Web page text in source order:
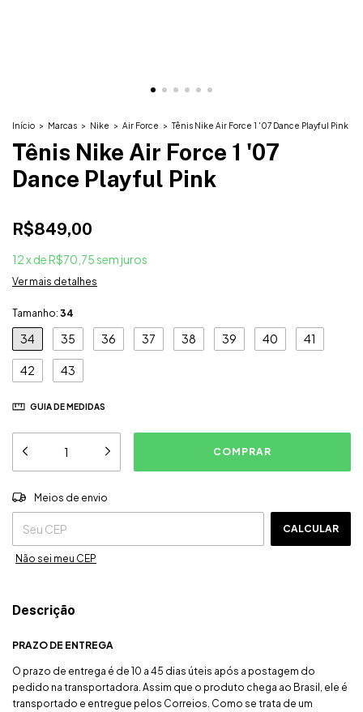
Início > Marcas > Nike > Air Force > Tênis Nike Air Force 1 '07 Dance Playful Pink
Tênis Nike Air Force 1 '07
Dance Playful Pink
R$849,00
12xdeR$70,75sem juros
Ver mais detalhes
Tamanho: 34
34 35 36 37 38 39 40 41
42 43
GUIA DE MEDIDAS
Entregas para o CEP:
Meios de envio
CALCULAR
Não sei meu CEP
Descrição
PRAZO DE ENTREGA
O prazo de entrega é de 10 a 45 dias úteis após a postagem do
pedido na transportadora. Assim que o produto chega ao Brasil, ele é
transportado e entregue pelos Correios. Como se trata de um